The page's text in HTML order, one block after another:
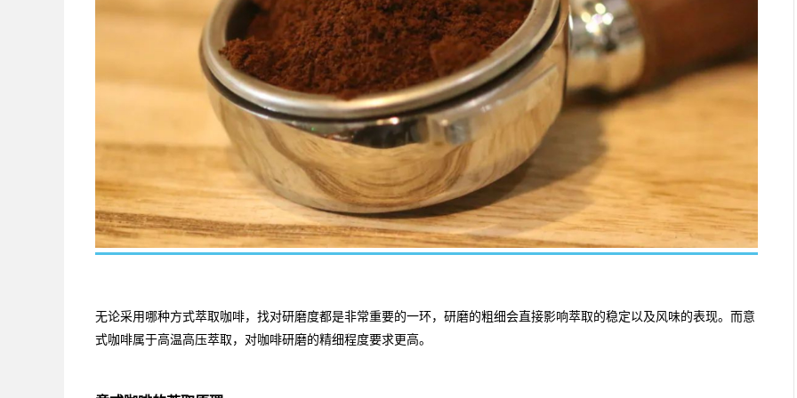
无论采用哪种方式萃取咖啡，找对研磨度都是非常重要的一环，研磨的粗细会直接影响萃取的稳定以及风味的表现。而意
式咖啡属于高温高压萃取，对咖啡研磨的精细程度要求更高。